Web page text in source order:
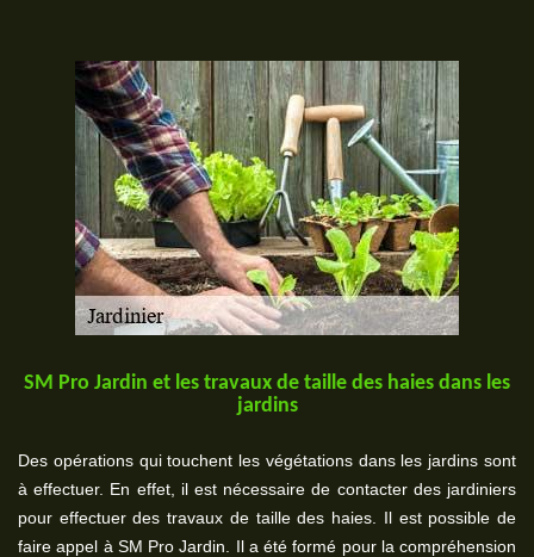
SM Pro Jardin et les travaux de taille des haies dans les
jardins
Des opérations qui touchent les végétations dans les jardins sont
à effectuer. En effet, il est nécessaire de contacter des jardiniers
pour effectuer des travaux de taille des haies. Il est possible de
faire appel à SM Pro Jardin. Il a été formé pour la compréhension